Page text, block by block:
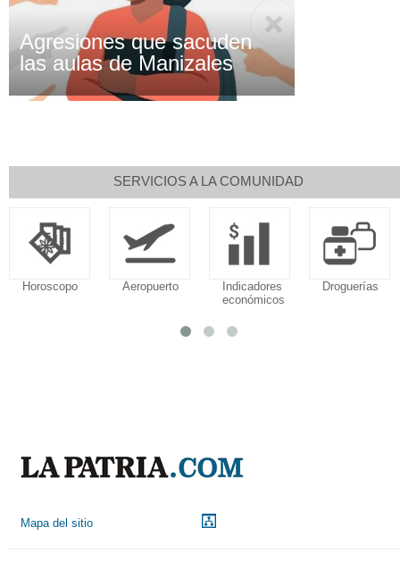
Agresiones que sacuden
las aulas de Manizales
SERVICIOS A LA COMUNIDAD
Horoscopo Aeropuerto
Indicadores
económicos
Droguerías
Mapa del sitio